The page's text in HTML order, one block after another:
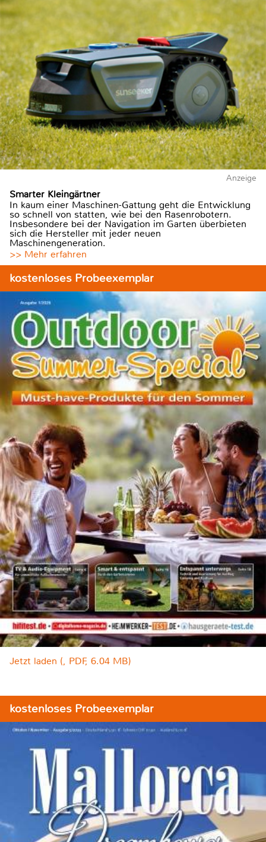
Anzeige
Smarter Kleingärtner
In kaum einer Maschinen-Gattung geht die Entwicklung
so schnell von statten, wie bei den Rasenrobotern.
Insbesondere bei der Navigation im Garten überbieten
sich die Hersteller mit jeder neuen
Maschinengeneration.
>> Mehr erfahren
kostenloses Probeexemplar
Jetzt laden (, PDF, 6.04 MB)
kostenloses Probeexemplar